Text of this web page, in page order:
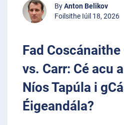
ByAnton Belikov
Foilsithe Iúil 18, 2026
Fad
vs. Carr: Cé acu
Níos Tapúla i
Éigeandála?